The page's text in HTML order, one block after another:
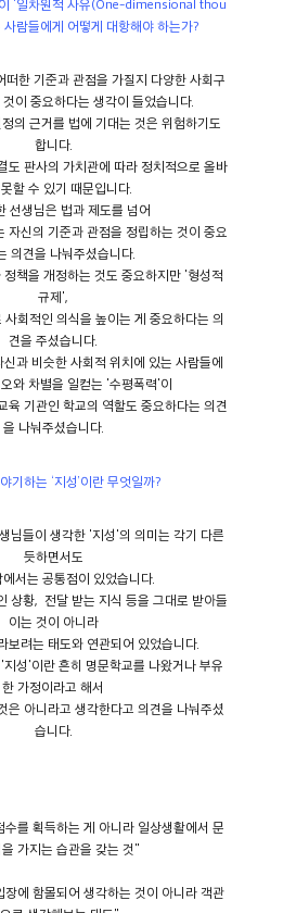
‘일차원적 사유(One-dimensional thou
사람들에게 어떻게 대항해야 하는가?
떠한 기준과 관점을 가질지 다양한 사회구
이 중요하다는 생각이 들었습니다.
의 근거를 법에 기대는 것은 위험하기도
합니다.
도 판사의 가치관에 따라 정치적으로 올바
할 수 있기 때문입니다.
선생님은 법과 제도를 넘어
자신의 기준과 관점을 정립하는 것이 중요
의견을 나눠주셨습니다.
책을 개정하는 것도 중요하지만 '형성적
규제',
회적인 의식을 높이는 게 중요하다는 의
견을 주셨습니다.
과 비슷한 사회적 위치에 있는 사람들에
와 차별을 일컫는 '수평폭력'이
육 기관인 학교의 역할도 중요하다는 의견
을 나눠주셨습니다.
기하는 ‘지성’이란 무엇일까?
님들이 생각한 '지성'의 의미는 각기 다른
듯하면서도
서는 공통점이 있었습니다.
상황, 전달 받는 지식 등을 그대로 받아들
이는 것이 아니라
보려는 태도와 연관되어 있었습니다.
성'이란 흔히 명문학교를 나왔거나 부유
한 가정이라고 해서
은 아니라고 생각한다고 의견을 나눠주셨
습니다.
를 획득하는 게 아니라 일상생활에서 문
가지는 습관을 갖는 것"
에 함몰되어 생각하는 것이 아니라 객관